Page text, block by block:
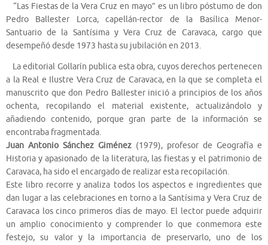
“Las Fiestas de la Vera Cruz en mayo” es un libro póstumo de don
Pedro Ballester Lorca, capellán-rector de la Basílica Menor-
Santuario de la Santísima y Vera Cruz de Caravaca, cargo que
desempeñó desde 1973 hasta su jubilación en 2013.
La editorial Gollarín publica esta obra, cuyos derechos pertenecen
a la Real e Ilustre Vera Cruz de Caravaca, en la que se completa el
manuscrito que don Pedro Ballester inició a principios de los años
ochenta, recopilando el material existente, actualizándolo y
añadiendo contenido, porque gran parte de la información se
encontraba fragmentada.
Juan Antonio Sánchez Giménez (1979), profesor de Geografía e
Historia y apasionado de la literatura, las fiestas y el patrimonio de
Caravaca, ha sido el encargado de realizar esta recopilación.
Este libro recorre y analiza todos los aspectos e ingredientes que
dan lugar a las celebraciones en torno a la Santísima y Vera Cruz de
Caravaca los cinco primeros días de mayo. El lector puede adquirir
un amplio conocimiento y comprender lo que conmemora este
festejo, su valor y la importancia de preservarlo, uno de los